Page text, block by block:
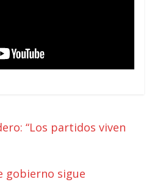
“Los partidos viven
gobierno sigue